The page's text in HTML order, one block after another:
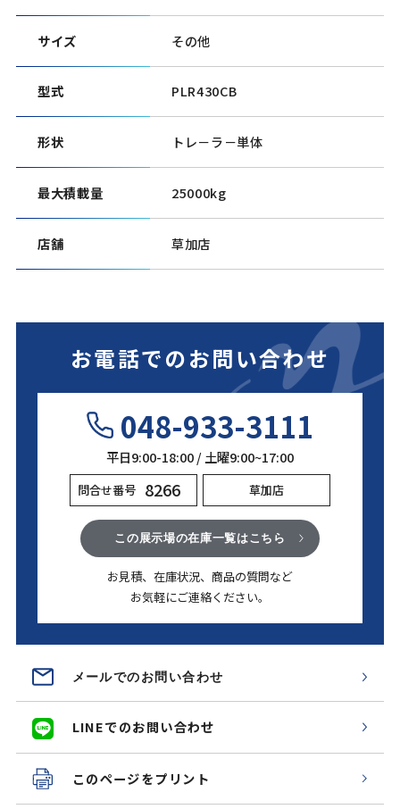
サイズ その他
型式 PLR430CB
形状 トレ－ラ－単体
最大積載量 25000kg
店舗 草加店
お電話でのお問い合わせ
048-933-3111
平日9:00-18:00 / 土曜9:00~17:00
問合せ番号 8266 草加店
この展示場の在庫一覧はこちら
お見積、在庫状況、商品の質問など
お気軽にご連絡ください。
メールでのお問い合わせ
LINEでのお問い合わせ
このページをプリント